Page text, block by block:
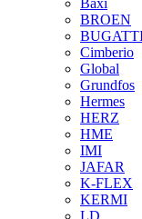
BROEN
Cimberio
Global
Grundfos
Hermes
HERZ
HME
IMI
JAFAR
K-FLEX
KERMI
LD